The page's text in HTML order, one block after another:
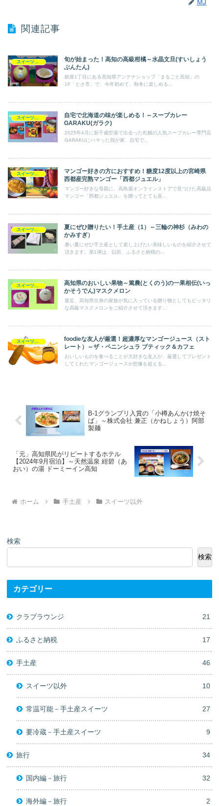
MJ
関連記事
スイーツ以外
旬が始まった！高知の高級柑橘～水晶文旦(すいしょう
ぶんたん)
銀座1丁目にある高知県アンテナショップ「まるごと高知」の
1F「とさ市」で、今年初めて、秋冬に楽しめる...
スイーツ以外
自宅で北海道の味が楽しめる！～スープカレー
GARAKU(ガラク)
2025年4月に新千歳空港で出会った札幌の人気スープカレー専門店
GARAKUにハマった我が家、自宅で...
マンゴー好きの方におすすめ！糖度12度以上の宮崎県
西都産完熟マンゴー「西都ジュエル」
マンゴー好きな母親に、高島屋オンラインストアで見つけた高級品
マンゴー「西都ジュエル」を贈ってとても喜...
夏にぜひ贈りたい！手土産（1）～三輪の神杉（みわの
かみすぎ）
暑い夏にぜひ手土産として差し上げたい美味しいものを紹介させて
頂きます。第1弾は、以前、ふるさと納税の...
高知県のおいしい果物～篤農(とくのう)の一果相伝(いっ
かそうでん)マスクメロン
最近、高知県出身の家族が気に入っている贈り物としてもピッタリ
な高級マスクメロンをご紹介させて頂きます...
foodieな友人が厳選！超濃厚なマンゴージュース（スト
レート）～ザ・ペニンシュラ ブティック＆カフェ
おいしいものを食べることが大好きな友人が、厳選してプレゼント
してくれたマンゴージュースが想像を超える...
B-1グランプリ入賞の「小樽あんかけ焼そ
ば」～株式会社 兼正（かねしょう）阿部
製麺
「元」高知県民がリピートするホテル
【2024年9月宿泊】～天然温泉 紺碧（あ
おい）の湯 ドーミーイン高知
ホーム 手土産 スイーツ以外
検索
検索
カテゴリー
クラブラウンジ 21
ふるさと納税 17
手土産 46
スイーツ以外 10
常温可能－手土産スイーツ 27
要冷蔵－手土産スイーツ 9
旅行 34
国内編－旅行 32
海外編－旅行 2